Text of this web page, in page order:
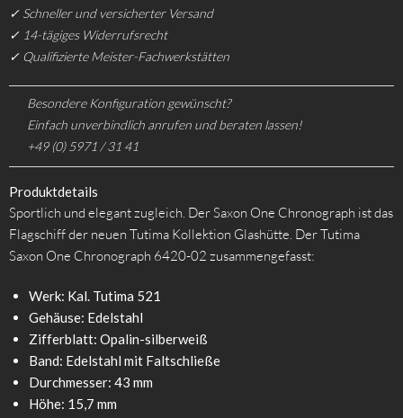
✓ Schneller und versicherter Versand
✓ 14-tägiges Widerrufsrecht
✓ Qualifizierte Meister-Fachwerkstätten
Besondere Konfiguration gewünscht?
Einfach unverbindlich anrufen und beraten lassen!
+49 (0) 5971 / 31 41
Produktdetails
Sportlich und elegant zugleich. Der Saxon One Chronograph ist das
Flagschiff der neuen Tutima Kollektion Glashütte. Der Tutima
Saxon One Chronograph 6420-02 zusammengefasst:
Werk: Kal. Tutima 521
Gehäuse: Edelstahl
Zifferblatt: Opalin-silberweiß
Band: Edelstahl mit Faltschließe
Durchmesser: 43 mm
Höhe: 15,7 mm